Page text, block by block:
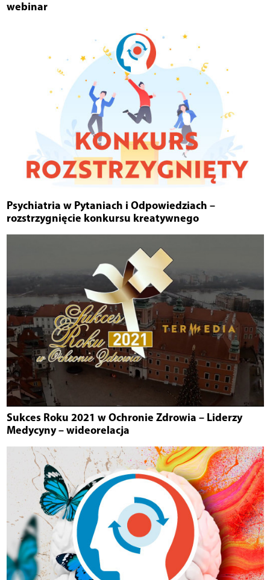
webinar
Psychiatria w Pytaniach i Odpowiedziach –
rozstrzygnięcie konkursu kreatywnego
Sukces Roku 2021 w Ochronie Zdrowia – Liderzy
Medycyny – wideorelacja